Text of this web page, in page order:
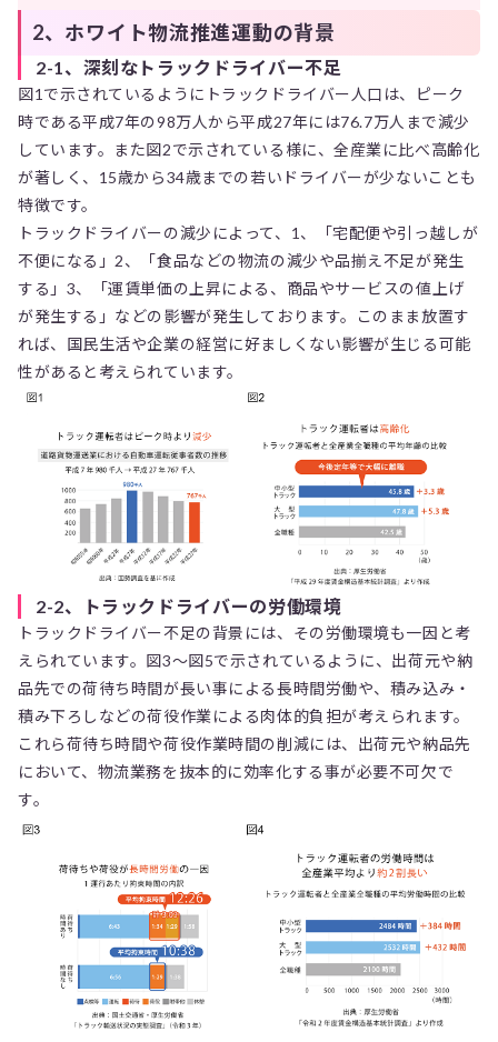
2、ホワイト物流推進運動の背景
2-1、深刻なトラックドライバー不足
図1で示されているようにトラックドライバー人口は、ピーク
時である平成7年の98万人から平成27年には76.7万人まで減少
しています。また図2で示されている様に、全産業に比べ高齢化
が著しく、15歳から34歳までの若いドライバーが少ないことも
特徴です。
トラックドライバーの減少によって、1、「宅配便や引っ越しが
不便になる」2、「食品などの物流の減少や品揃え不足が発生
する」3、「運賃単価の上昇による、商品やサービスの値上げ
が発生する」などの影響が発生しております。このまま放置す
れば、国民生活や企業の経営に好ましくない影響が生じる可能
性があると考えられています。
2-2、トラックドライバーの労働環境
トラックドライバー不足の背景には、その労働環境も一因と考
えられています。図3〜図5で示されているように、出荷元や納
品先での荷待ち時間が長い事による長時間労働や、積み込み・
積み下ろしなどの荷役作業による肉体的負担が考えられます。
これら荷待ち時間や荷役作業時間の削減には、出荷元や納品先
において、物流業務を抜本的に効率化する事が必要不可欠で
す。